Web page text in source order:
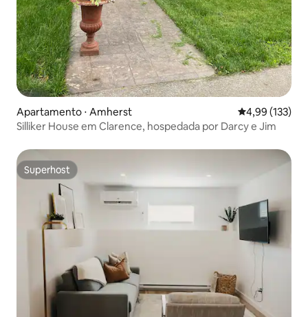
Apartamento ⋅ Amherst 4,99 de uma
4,99 (133)
Silliker House em Clarence, hospedada por Darcy e Jim
Superhost
Superhost